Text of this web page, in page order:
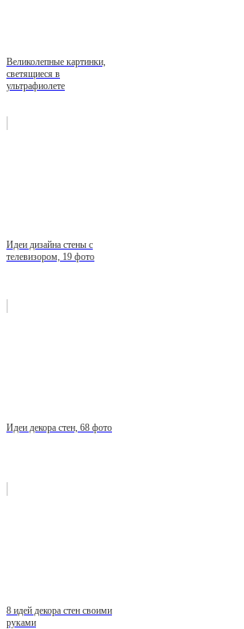
Великолепные картинки,
светящиеся в
ультрафиолете
Идеи дизайна стены с
телевизором, 19 фото
Идеи декора стен, 68 фото
8 идей декора стен своими
руками